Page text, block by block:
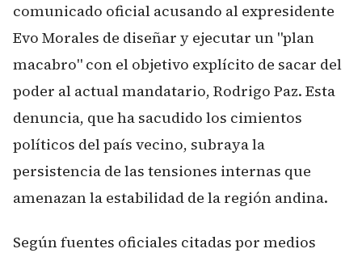
comunicado oficial acusando al expresidente
Evo Morales de diseñar y ejecutar un "plan
macabro" con el objetivo explícito de sacar del
poder al actual mandatario, Rodrigo Paz. Esta
denuncia, que ha sacudido los cimientos
políticos del país vecino, subraya la
persistencia de las tensiones internas que
amenazan la estabilidad de la región andina.
Según fuentes oficiales citadas por medios